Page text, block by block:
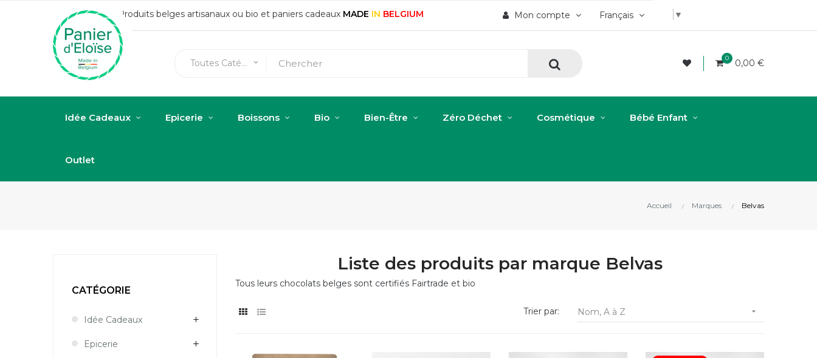
Produits belges artisanaux ou bio et paniers cadeaux MADE IN BELGIUM Français
Mon compte ▼
Toutes Catégories keyboard_arrow_down
0 0,00 €
Idée Cadeaux Epicerie Boissons Bio Bien-Être Zéro Déchet Cosmétique Bébé Enfant
Outlet
Accueil Marques Belvas
CATÉGORIE
Idée Cadeaux
Epicerie
Liste des produits par marque Belvas
Tous leurs chocolats belges sont certifiés Fairtrade et bio
Trier par: Nom, A à Z 